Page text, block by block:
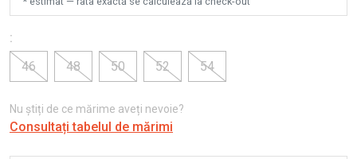
:
46
48 50 52 54
Nu știți de ce mărime aveți nevoie?
Consultați tabelul de mărimi